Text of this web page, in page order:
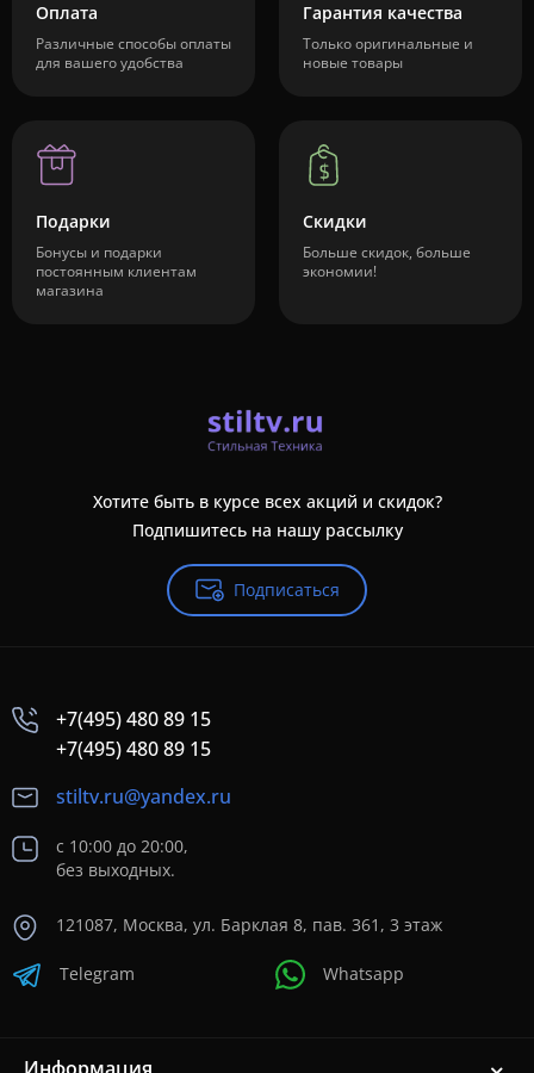
Оплата
Различные способы оплаты
для вашего удобства
Гарантия качества
Только оригинальные и
новые товары
Подарки
Бонусы и подарки
постоянным клиентам
магазина
Скидки
Больше скидок, больше
экономии!
Хотите быть в курсе всех акций и скидок?
Подпишитесь на нашу рассылку
Подписаться
+7(495) 480 89 15
+7(495) 480 89 15
stiltv.ru@yandex.ru
с 10:00 до 20:00,
без выходных.
121087, Москва, ул. Барклая 8, пав. 361, 3 этаж
Telegram Whatsapp